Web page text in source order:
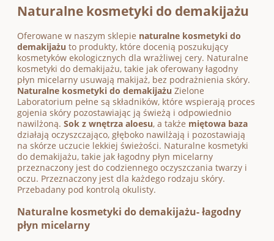
Naturalne kosmetyki do demakijażu
Oferowane w naszym sklepie naturalne kosmetyki do
demakijażu to produkty, które docenią poszukujący
kosmetyków ekologicznych dla wrażliwej cery. Naturalne
kosmetyki do demakijażu, takie jak oferowany łagodny
płyn micelarny usuwają makijaż, bez podrażnienia skóry.
Naturalne kosmetyki do demakijażu Zielone
Laboratorium pełne są składników, które wspierają proces
gojenia skóry pozostawiając ją świeżą i odpowiednio
nawilżoną. Sok z wnętrza aloesu, a także miętowa baza
działają oczyszczająco, głęboko nawilżają i pozostawiają
na skórze uczucie lekkiej świeżości. Naturalne kosmetyki
do demakijażu, takie jak łagodny płyn micelarny
przeznaczony jest do codziennego oczyszczania twarzy i
oczu. Przeznaczony jest dla każdego rodzaju skóry.
Przebadany pod kontrolą okulisty.
Naturalne kosmetyki do demakijażu- łagodny
płyn micelarny